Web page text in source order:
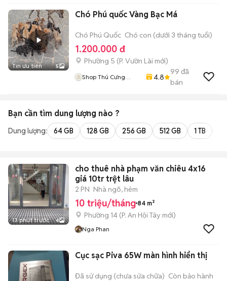
Tin ưu tiên 5
Chó Phú quốc Vàng Bạc Má
Chó Phú Quốc Chó con (dưới 3 tháng tuổi)
1.200.000 đ
Phường 5 (P. Vườn Lài mới)
Shop Thú Cưng
4.8
99 đã
bán
Bạn cần tìm dung lượng nào ?
Dung lượng: 64 GB 128 GB 256 GB 512 GB 1 TB
13 phút trước 4
cho thuê nhà phạm văn chiêu 4x16
giá 10tr trệt lâu
2 PN Nhà ngõ, hẻm
10 triệu/tháng 84 m²
Phường 14 (P. An Hội Tây mới)
Nga Phan
Cục sạc Piva 65W màn hình hiển thị
Đã sử dụng (chưa sửa chữa) Còn bảo hành